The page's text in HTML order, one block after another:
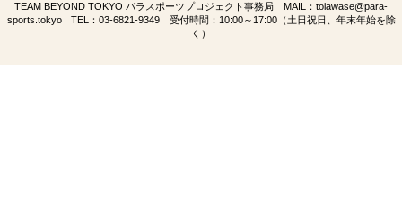
TEAM BEYOND TOKYO パラスポーツプロジェクト事務局 MAIL： toiawase@para-
sports.tokyoTEL： 03-6821-9349受付時間：10:00～17:00（土日祝日、年末年始を除
く）